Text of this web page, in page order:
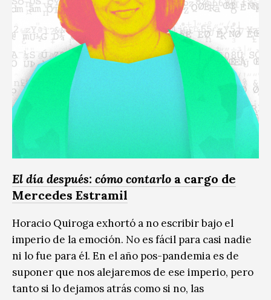
El día después: cómo contarlo a cargo de
Mercedes Estramil
Horacio Quiroga exhortó a no escribir bajo el
imperio de la emoción. No es fácil para casi nadie
ni lo fue para él. En el año pos-pandemia es de
suponer que nos alejaremos de ese imperio, pero
tanto si lo dejamos atrás como si no, las